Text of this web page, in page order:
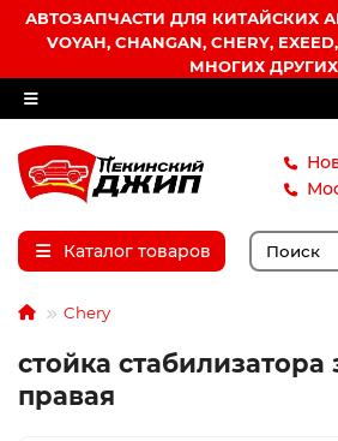
АВТОЗАПЧАСТИ ДЛЯ КИТАЙСКИХ
VOYAH, CHANGAN, CHERY,
МНОГИХ ДРУГИХ
Каталог товаров
Chery
стойка стабилизатора
правая